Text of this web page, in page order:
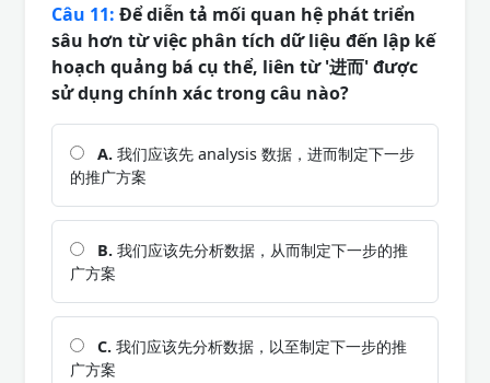
Câu 11: Để diễn tả mối quan hệ phát triển
sâu hơn từ việc phân tích dữ liệu đến lập kế
hoạch quảng bá cụ thể, liên từ '进而' được
sử dụng chính xác trong câu nào?
A. 我们应该先 analysis 数据，进而制定下一步
的推广方案
B. 我们应该先分析数据，从而制定下一步的推
广方案
C. 我们应该先分析数据，以至制定下一步的推
广方案